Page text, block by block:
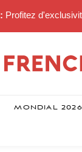
Profitez
MONDIAL 2026